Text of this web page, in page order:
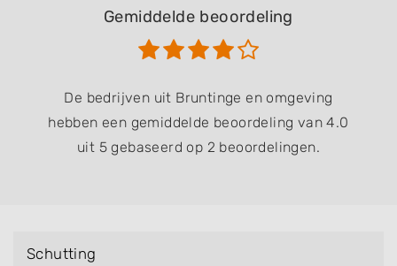
Gemiddelde beoordeling
De bedrijven uit Bruntinge en omgeving
hebben een gemiddelde beoordeling van 4.0
uit 5 gebaseerd op 2 beoordelingen.
Schutting